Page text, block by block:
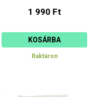
1 990 Ft
KOSÁRBA
Raktáron